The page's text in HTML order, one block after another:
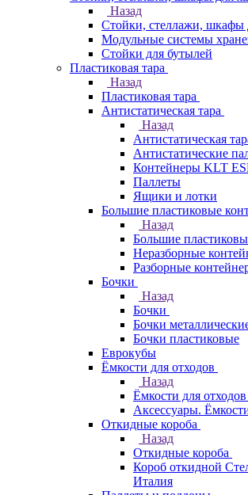
Назад
Стойки, стеллажи, шкафы
Модульные системы
Стойки для бутылей
Пластиковая тара
Назад
Пластиковая тара
Антистатическая тара
Назад
Антистатическая
Антистатические
Контейнеры KLT
Паллеты
Ящики и лотки
Большие пластиковые
Назад
Большие
Неразборные
Разборные
Бочки
Назад
Бочки
Бочки
Бочки пластиковые
Еврокубы
Ёмкости для отходов
Назад
Ёмкости для отходов
Аксессуары.
Откидные короба
Назад
Откидные короба
Короб откидной
Италия